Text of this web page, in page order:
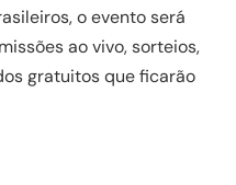
o evento será
ao vivo, sorteios,
gratuitos que ficarão